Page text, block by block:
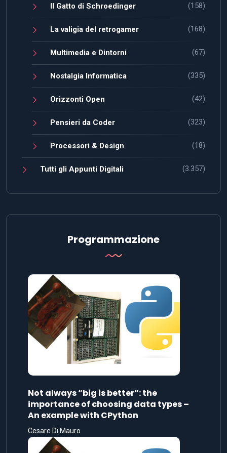
Il Gatto di Schroedinger (158)
La valigia del retrogamer (168)
Multimedia e Dintorni (67)
Nostalgia Informatica (335)
Orizzonti Open (42)
Pensieri da Coder (323)
Processori & Design (18)
Tutti gli Appunti Digitali (3.357)
Programmazione
Not always “big is better”: the
importance of choosing data types –
An example with CPython
Cesare Di Mauro